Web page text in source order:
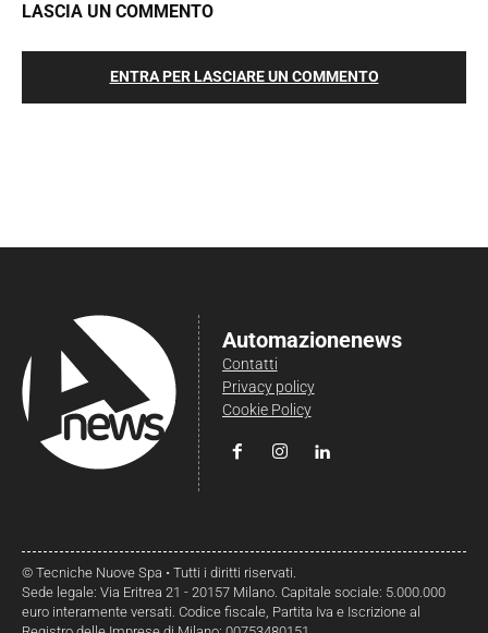
LASCIA UN COMMENTO
ENTRA PER LASCIARE UN COMMENTO
Automazionenews
Contatti
Privacy policy
Cookie Policy
© Tecniche Nuove Spa • Tutti i diritti riservati.
Sede legale: Via Eritrea 21 - 20157 Milano. Capitale sociale: 5.000.000
euro interamente versati. Codice fiscale, Partita Iva e Iscrizione al